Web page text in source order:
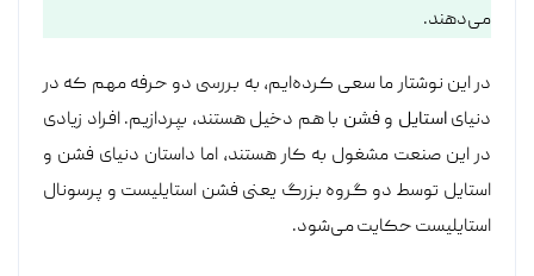
می‌دهند.
در این نوشتار ما سعی کرده‌ایم، به بررسی دو حرفه‌ مهم که در
دنیایاستایل وفشن با هم دخیل هستند، بپردازیم. افراد زیادی
در این صنعت مشغول به کار هستند، اما داستان دنیای فشن و
استایل توسط دو گروه بزرگ یعنی فشن استایلیست‌ و پرسونال
استایلیست‌ حکایت می‌شود.